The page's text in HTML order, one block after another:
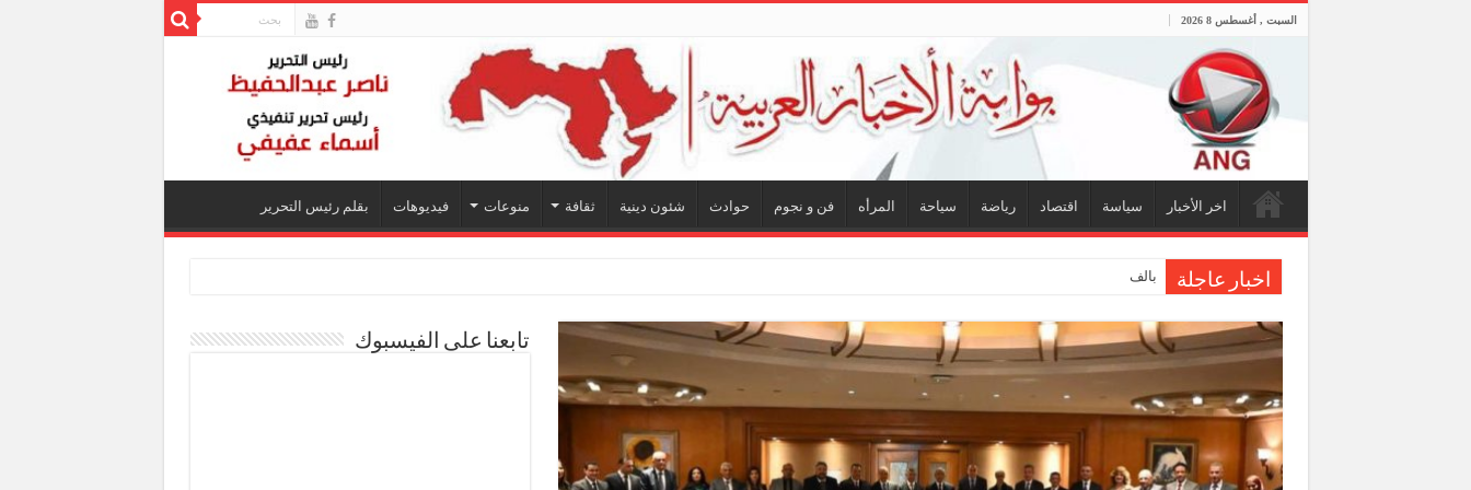
السبت , أغسطس 8 2026
اخر الأخبار سياسة اقتصاد رياضة سياحة المرأه فن و نجوم حوادث شئون دينية ثقافة منوعات فيديوهات بقلم رئيس التحرير
اخبار عاجلة بالفيديو.. النائب أسامة شرشر يناق
تابعنا على الفيسبوك